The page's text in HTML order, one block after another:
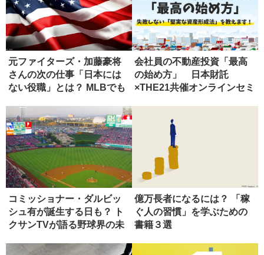
元ファイターズ・加藤豪将
さんの次の仕事「日本には
ない役職」とは？ MLBでも
会社員の不動産投資「最高
の始め方」 日本財託
×THE21共催オンラインセミ
コミッショナー・ダルビッ
シュ有が誕生する日も？ ト
クサンTVが語る野球界の未
億万長者になるには？ 「稼
ぐ人の習慣」を学ぶための
書籍３選